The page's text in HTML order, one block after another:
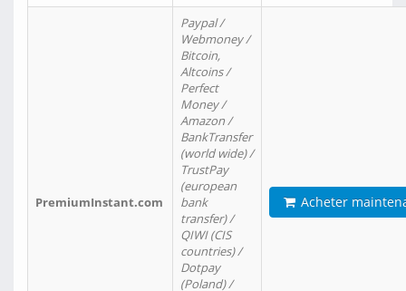
PremiumInstant.com
Paypal /
Webmoney /
Bitcoin,
Altcoins /
Perfect
Money /
Amazon /
BankTransfer
(world wide) /
TrustPay
(european
bank
transfer) /
QIWI (CIS
countries) /
Dotpay
(Poland) /
Acheter